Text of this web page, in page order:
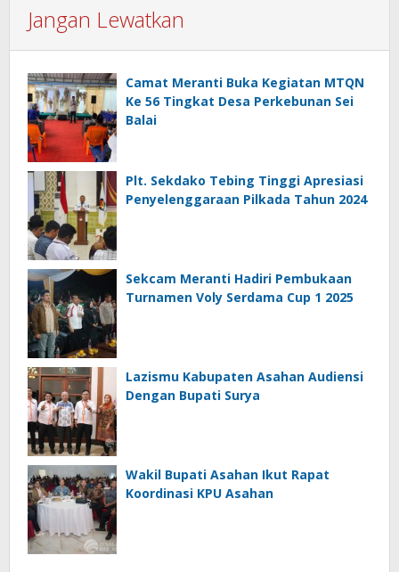
Jangan Lewatkan
Camat Meranti Buka Kegiatan MTQN
Ke 56 Tingkat Desa Perkebunan Sei
Balai
Plt. Sekdako Tebing Tinggi Apresiasi
Penyelenggaraan Pilkada Tahun 2024
Sekcam Meranti Hadiri Pembukaan
Turnamen Voly Serdama Cup 1 2025
Lazismu Kabupaten Asahan Audiensi
Dengan Bupati Surya
Wakil Bupati Asahan Ikut Rapat
Koordinasi KPU Asahan